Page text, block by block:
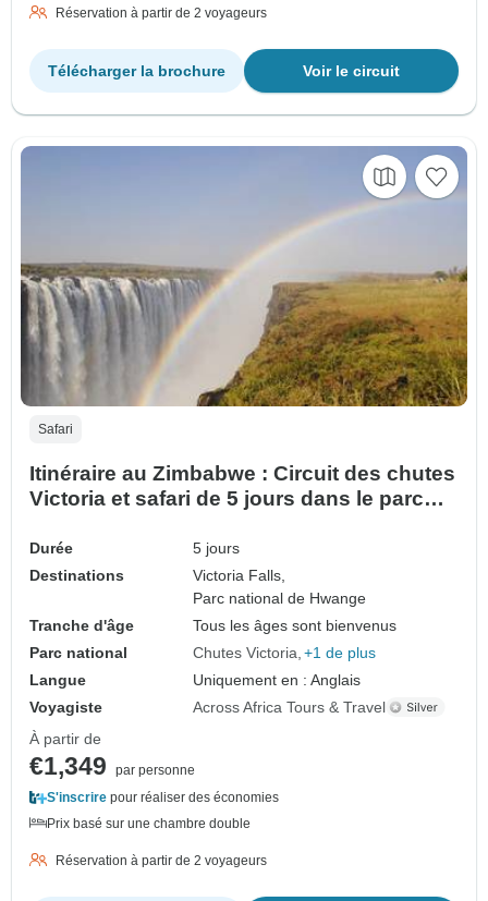
Réservation à partir de 2 voyageurs
Voir le circuit
Télécharger la brochure
Safari
Itinéraire au Zimbabwe : Circuit des chutes
Victoria et safari de 5 jours dans le parc
Durée
5 jours
Destinations
Victoria Falls,
Parc national de Hwange
Tranche d'âge
Tous les âges sont bienvenus
Parc national
Chutes Victoria +1 de plus
Langue
Uniquement en : Anglais
Voyagiste
Across Africa Tours & Travel
À partir de
€1,349
par personne
S'inscrire pour réaliser des économies
Prix basé sur une chambre double
Réservation à partir de 2 voyageurs